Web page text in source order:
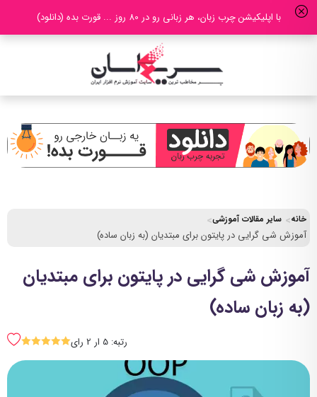
با اپلیکیشن چرب زبان، هر زبانی رو در 80 روز ... قورت بده (دانلود)
خانه سایر مقالات آموزشی
آموزش شی گرایی در پایتون برای مبتدیان (به زبان ساده)
آموزش شی گرایی در پایتون برای مبتدیان
(به زبان ساده)
رتبه: 5 ار 2 رای SSSSS